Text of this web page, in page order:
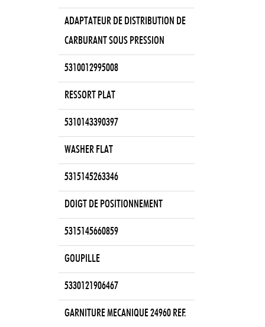
ADAPTATEUR DE DISTRIBUTION DE
CARBURANT SOUS PRESSION
5310012995008
RESSORT PLAT
5310143390397
WASHER FLAT
5315145263346
DOIGT DE POSITIONNEMENT
5315145660859
GOUPILLE
5330121906467
GARNITURE MECANIQUE 24960 REF.